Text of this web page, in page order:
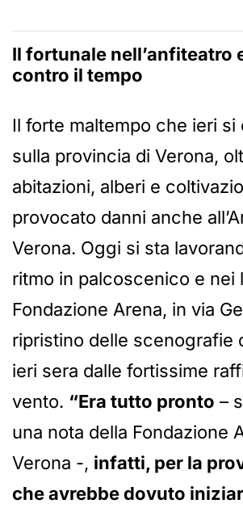
Il fortunale nell’anfiteatro
contro il tempo
Il forte maltempo che ieri si
sulla provincia di Verona,
abitazioni, alberi e
provocato danni anche
Verona. Oggi si sta
ritmo in palcoscenico e nei
Fondazione Arena, in via
ripristino delle scenografie
ieri sera dalle fortissime
vento. “Era tutto pronto –
una nota della Fondazione
Verona -, infatti, per la
che avrebbe dovuto